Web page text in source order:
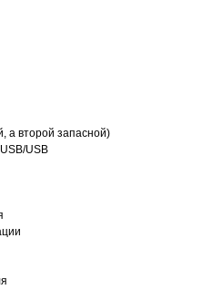
а второй запасной)
USB